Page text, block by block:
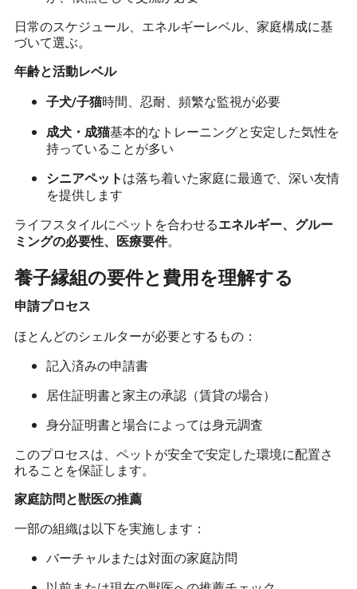
日常のスケジュール、エネルギーレベル、家庭構成に基
づいて選ぶ。
年齢と活動レベル
子犬/子猫時間、忍耐、頻繁な監視が必要
成犬・成猫基本的なトレーニングと安定した気性を
持っていることが多い
シニアペット は落ち着いた家庭に最適で、深い友情
を提供します
ライフスタイルにペットを合わせるエネルギー、グルー
ミングの必要性、医療要件。
養子縁組の要件と費用を理解する
申請プロセス
ほとんどのシェルターが必要とするもの：
記入済みの申請書
居住証明書と家主の承認（賃貸の場合）
身分証明書と場合によっては身元調査
このプロセスは、ペットが安全で安定した環境に配置さ
れることを保証します。
家庭訪問と獣医の推薦
一部の組織は以下を実施します：
バーチャルまたは対面の家庭訪問